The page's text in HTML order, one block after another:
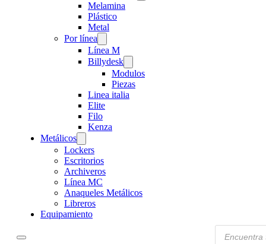
Melamina
Plástico
Metal
Por línea
Línea M
Billydesk
Modulos
Piezas
Linea italia
Elite
Filo
Kenza
Metálicos
Lockers
Escritorios
Archiveros
Línea MC
Anaqueles Metálicos
Libreros
Equipamiento
Products
search